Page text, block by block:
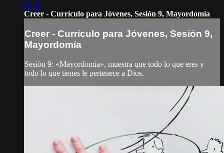
02:10
Creer - Currículo para Jóvenes, Sesión 9, Mayordomía
Creer - Currículo para Jóvenes, Sesión 9,
Mayordomía
Sesión 9: «Mayordomía», muestra que todo lo que eres y
todo lo que tienes le pertenece a Dios.